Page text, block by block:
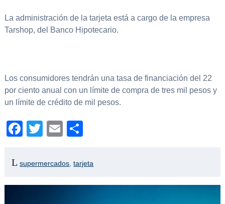
La administración de la tarjeta está a cargo de la empresa
Tarshop, del Banco Hipotecario.
Los consumidores tendrán una tasa de financiación del 22
por ciento anual con un límite de compra de tres mil pesos y
un límite de crédito de mil pesos.
Facebook
TwitterEmail
supermercados ,tarjeta